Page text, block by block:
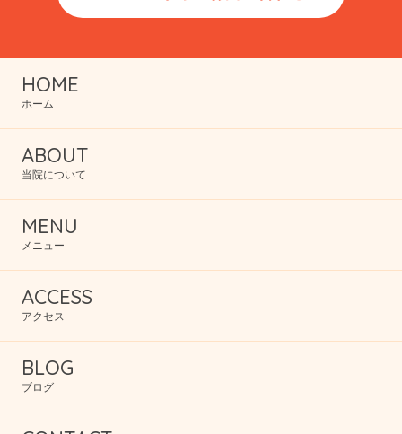
HOME
ホーム
ABOUT
当院について
MENU
メニュー
ACCESS
アクセス
BLOG
ブログ